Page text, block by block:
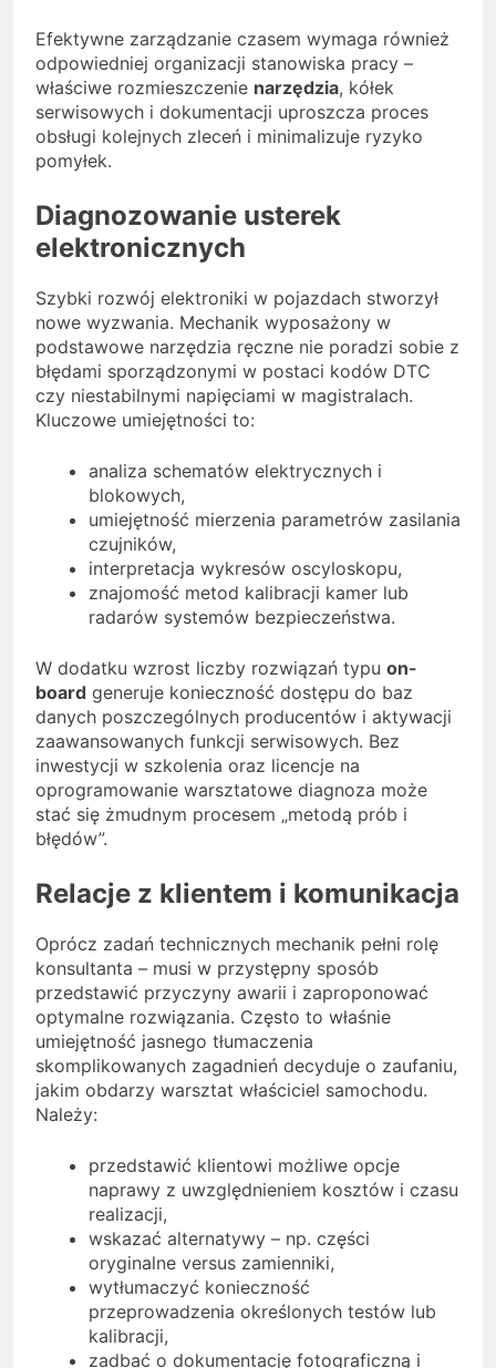
Efektywne zarządzanie czasem wymaga również
odpowiedniej organizacji stanowiska pracy –
właściwe rozmieszczenie narzędzia, kółek
serwisowych i dokumentacji uproszcza proces
obsługi kolejnych zleceń i minimalizuje ryzyko
pomyłek.
Diagnozowanie usterek
elektronicznych
Szybki rozwój elektroniki w pojazdach stworzył
nowe wyzwania. Mechanik wyposażony w
podstawowe narzędzia ręczne nie poradzi sobie z
błędami sporządzonymi w postaci kodów DTC
czy niestabilnymi napięciami w magistralach.
Kluczowe umiejętności to:
analiza schematów elektrycznych i
blokowych,
umiejętność mierzenia parametrów zasilania
czujników,
interpretacja wykresów oscyloskopu,
znajomość metod kalibracji kamer lub
radarów systemów bezpieczeństwa.
W dodatku wzrost liczby rozwiązań typu on-
board generuje konieczność dostępu do baz
danych poszczególnych producentów i aktywacji
zaawansowanych funkcji serwisowych. Bez
inwestycji w szkolenia oraz licencje na
oprogramowanie warsztatowe diagnoza może
stać się żmudnym procesem „metodą prób i
błędów”.
Relacje z klientem i komunikacja
Oprócz zadań technicznych mechanik pełni rolę
konsultanta – musi w przystępny sposób
przedstawić przyczyny awarii i zaproponować
optymalne rozwiązania. Często to właśnie
umiejętność jasnego tłumaczenia
skomplikowanych zagadnień decyduje o zaufaniu,
jakim obdarzy warsztat właściciel samochodu.
Należy:
przedstawić klientowi możliwe opcje
naprawy z uwzględnieniem kosztów i czasu
realizacji,
wskazać alternatywy – np. części
oryginalne versus zamienniki,
wytłumaczyć konieczność
przeprowadzenia określonych testów lub
kalibracji,
zadbać o dokumentację fotograficzną i